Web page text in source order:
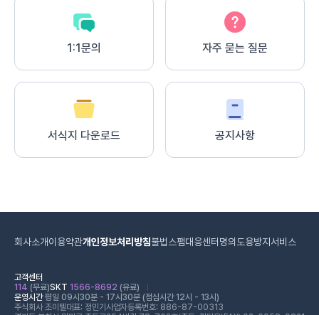
1:1문의 자주 묻는 질문
서식지 다운로드 공지사항
회사소개이용약관개인정보처리방침불법스팸대응센터 명의도용방지서비스
고객센터
114 (무료)SKT 1566-8692 (유료)
운영시간평일 09시30분 - 17시30분 (점심시간 12시 - 13시)
주식회사 조이텔대표: 정민기 사업자등록번호: 886-87-00313